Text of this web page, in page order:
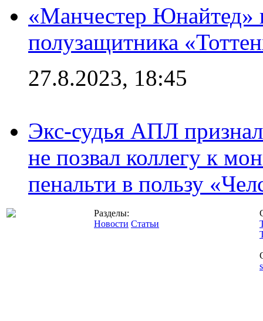
«Манчестер Юнайтед»
полузащитника
27.8.2023, 18:45
Экс-судья АПЛ
не позвал коллегу к
пенальти в пользу
Разделы:
Новости Статьи